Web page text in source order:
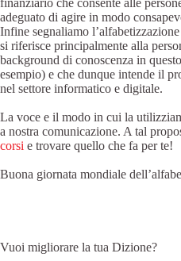
adeguato di agire in modo
Infine segnaliamo
si riferisce principalmente alla
background di conoscenza in
esempio) e che dunque intende il
nel settore informatico e digitale.
La voce e il modo in cui la
a nostra comunicazione. A tal
corsi e trovare quello che fa per te!
Buona giornata mondiale
Vuoi migliorare la tua Dizione?